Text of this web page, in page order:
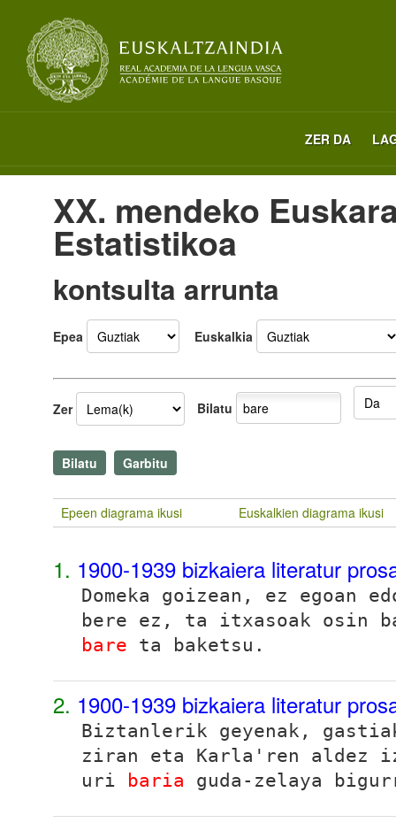
ZER DA
XX. mendeko
Estatistikoa
kontsulta arrunta
Epea Euskalkia
Zer Bilatu
Epeen diagrama ikusi Euskalkien diagrama ikusi
1. 1900-1939 bizkaiera literatur
Domeka goizean, ez egoan
bere ez, ta itxasoak osin
bare ta baketsu.
2. 1900-1939 bizkaiera literatur
Biztanlerik geyenak,
ziran eta Karla'ren aldez
uri baria guda-zelaya